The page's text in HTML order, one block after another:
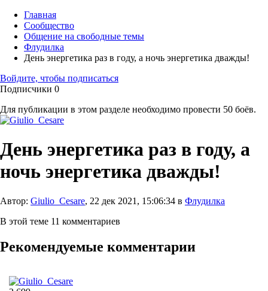
Главная
Сообщество
Общение на свободные темы
Флудилка
День энергетика раз в году, а ночь энергетика дважды!
Войдите, чтобы подписаться
Подписчики 0
Для публикации в этом разделе необходимо провести 50 боёв.
День энергетика раз в году, а
ночь энергетика дважды!
Автор: Giulio_Cesare, 22 дек 2021, 15:06:34 в Флудилка
В этой теме 11 комментариев
Рекомендуемые комментарии